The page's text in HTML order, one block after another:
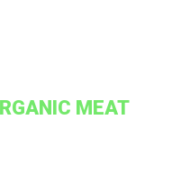
MEAT